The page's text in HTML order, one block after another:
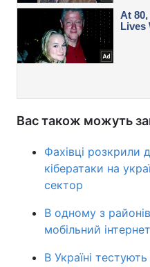
Вас також можуть
Фахівці розкрили
кібератаки на
сектор
В одному з
мобільний інтернет
В Україні